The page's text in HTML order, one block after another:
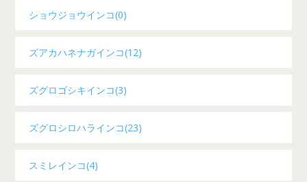
ショウジョウインコ(0)
ズアカハネナガインコ(12)
ズグロゴシキインコ(3)
ズグロシロハラインコ(23)
スミレインコ(4)